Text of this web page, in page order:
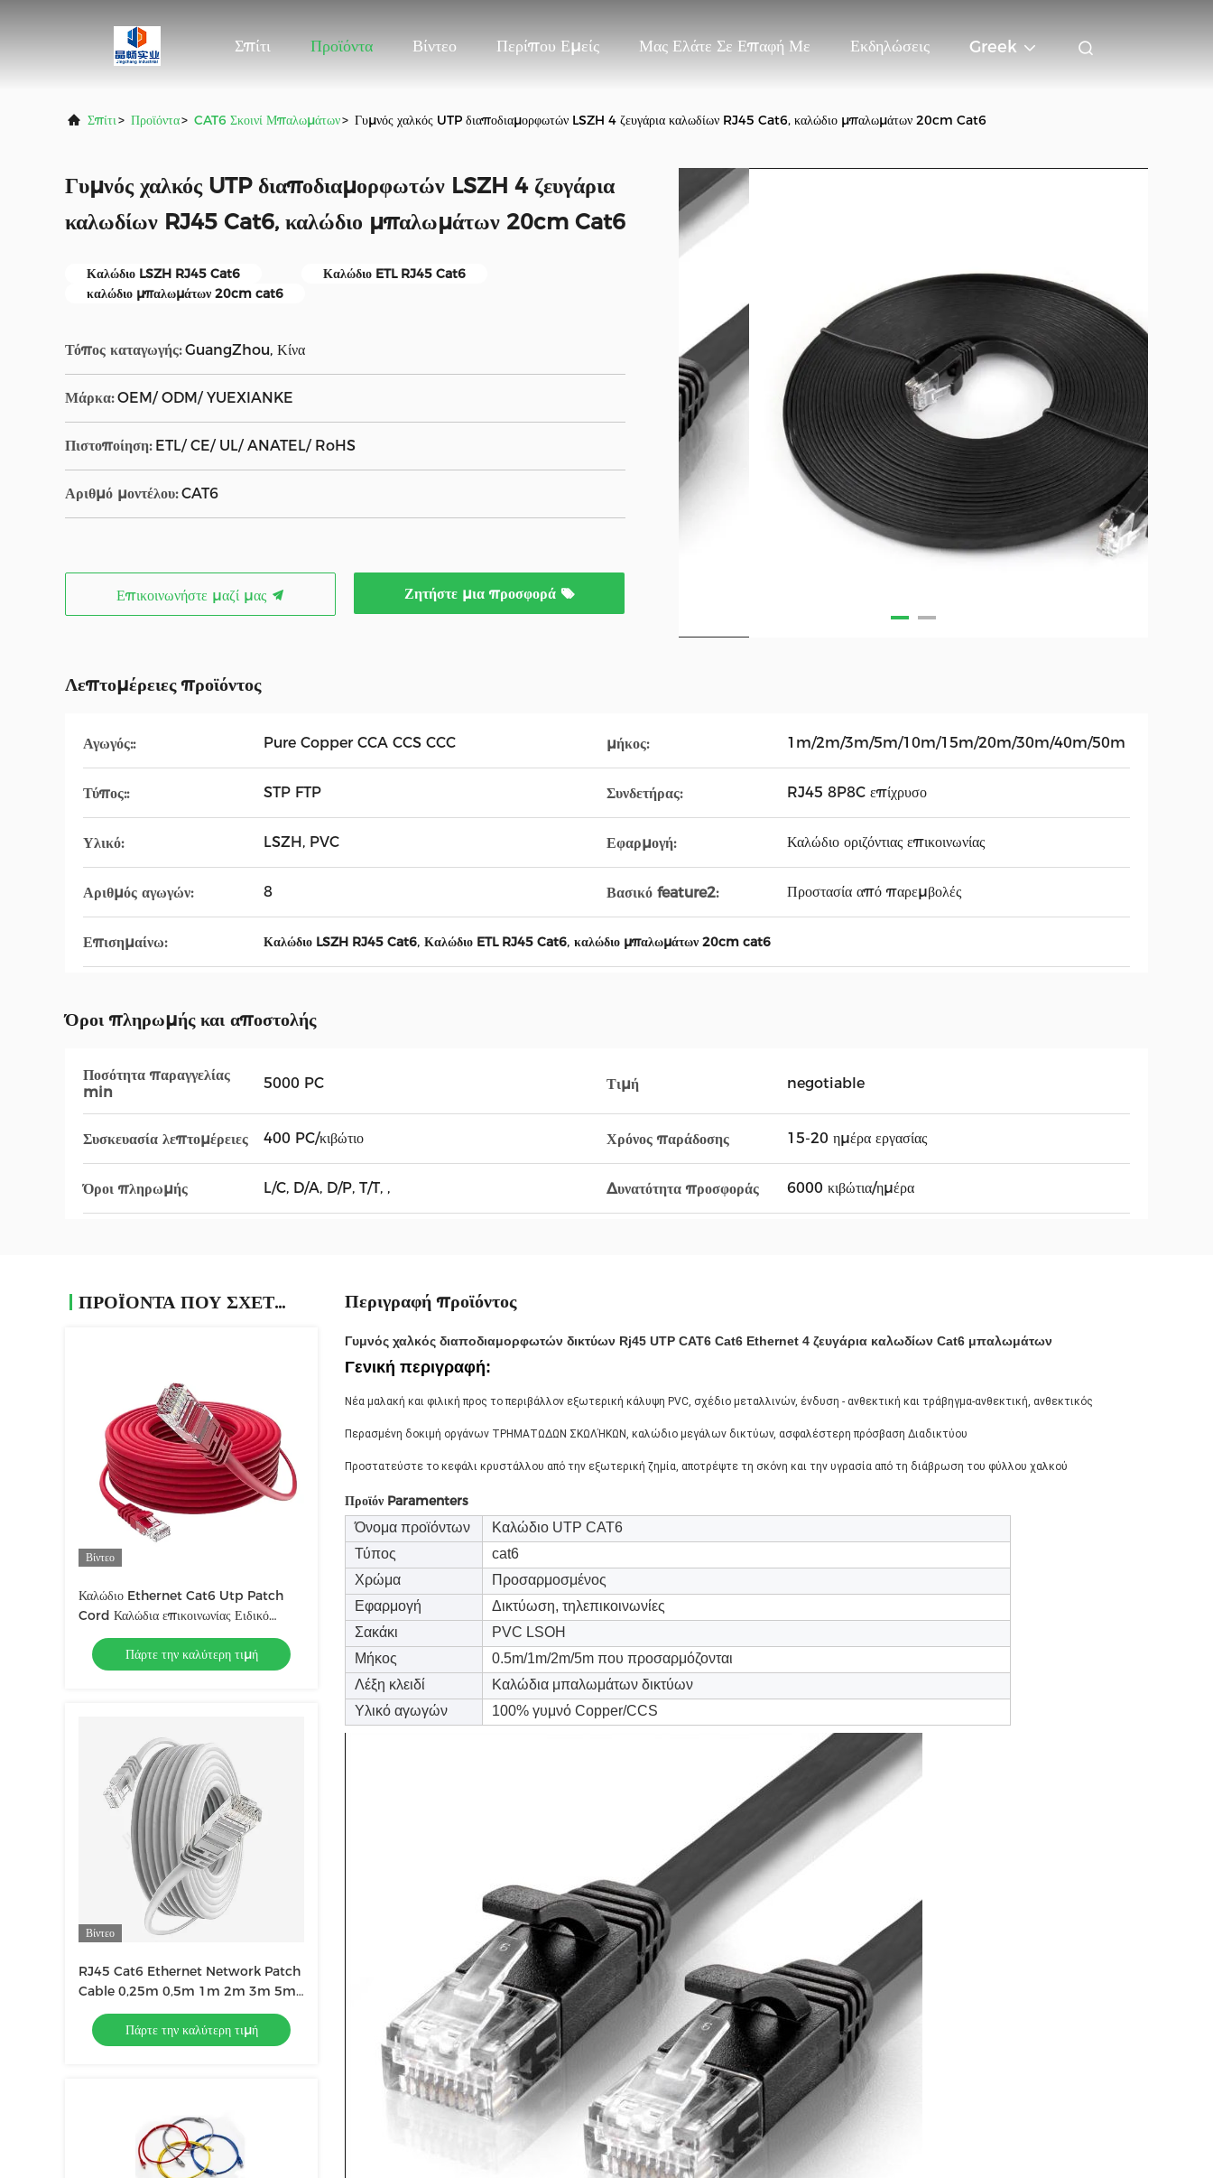
Σπίτι Προϊόντα Βίντεο Περίπου Εμείς Μας Ελάτε Σε Επαφή Με Εκδηλώσεις Greek
Σπίτι> Προϊόντα> CAT6 Σκοινί Μπαλωμάτων> Γυμνός χαλκός UTP διαποδιαμορφωτών LSZH 4 ζευγάρια καλωδίων RJ45 Cat6, καλώδιο μπαλωμάτων 20cm Cat6
Γυμνός χαλκός UTP διαποδιαμορφωτών LSZH 4 ζευγάρια
καλωδίων RJ45 Cat6, καλώδιο μπαλωμάτων 20cm Cat6
Καλώδιο LSZH RJ45 Cat6
Καλώδιο ETL RJ45 Cat6
καλώδιο μπαλωμάτων 20cm cat6
Τόπος καταγωγής: GuangZhou, Κίνα
Μάρκα: OEM/ ODM/ YUEXIANKE
Πιστοποίηση: ETL/ CE/ UL/ ANATEL/ RoHS
Αριθμό μοντέλου: CAT6
Επικοινωνήστε μαζί μας Ζητήστε μια προσφορά
Λεπτομέρειες προϊόντος
Αγωγός:: Pure Copper CCA CCS CCC μήκος: 1m/2m/3m/5m/10m/15m/20m/30m/40m/50m
Τύπος:: STP FTP Συνδετήρας: RJ45 8P8C επίχρυσο
Υλικό: LSZH, PVC Εφαρμογή: Καλώδιο οριζόντιας επικοινωνίας
Αριθμός αγωγών: 8 Βασικό feature2: Προστασία από παρεμβολές
Επισημαίνω: Καλώδιο LSZH RJ45 Cat6, Καλώδιο ETL RJ45 Cat6, καλώδιο μπαλωμάτων 20cm cat6
Όροι πληρωμής και αποστολής
Ποσότητα παραγγελίας
min
5000 PC Τιμή negotiable
Συσκευασία λεπτομέρειες 400 PC/κιβώτιο Χρόνος παράδοσης 15-20 ημέρα εργασίας
Όροι πληρωμής L/C, D/A, D/P, T/T, , Δυνατότητα προσφοράς 6000 κιβώτια/ημέρα
ΠΡΟΪΌΝΤΑ ΠΟΥ ΣΧΕΤΊΖΟΝΤΑΙ
Βίντεο
Καλώδιο Ethernet Cat6 Utp Patch
Cord Καλώδια επικοινωνίας Ειδικό
δίκτυο με συνδέσεις RJ45
Πάρτε την καλύτερη τιμή
Βίντεο
RJ45 Cat6 Ethernet Network Patch
Cable 0,25m 0,5m 1m 2m 3m 5m
6m 10m 20m 30m 40m 50m
Πάρτε την καλύτερη τιμή
Περιγραφή προϊόντος
Γυμνός χαλκός διαποδιαμορφωτών δικτύων Rj45 UTP CAT6 Cat6 Ethernet 4 ζευγάρια καλωδίων Cat6 μπαλωμάτων
Γενική περιγραφή:
Νέα μαλακή και φιλική προς το περιβάλλον εξωτερική κάλυψη PVC, σχέδιο μεταλλινών, ένδυση - ανθεκτική και τράβηγμα-ανθεκτική, ανθεκτικός
Περασμένη δοκιμή οργάνων ΤΡΗΜΑΤΩΔΩΝ ΣΚΩΛΉΚΩΝ, καλώδιο μεγάλων δικτύων, ασφαλέστερη πρόσβαση Διαδικτύου
Προστατεύστε το κεφάλι κρυστάλλου από την εξωτερική ζημία, αποτρέψτε τη σκόνη και την υγρασία από τη διάβρωση του φύλλου χαλκού
Προϊόν Paramenters
Όνομα προϊόντων
Καλώδιο UTP CAT6
Τύπος
cat6
Χρώμα
Προσαρμοσμένος
Εφαρμογή
Δικτύωση, τηλεπικοινωνίες
Σακάκι
PVC LSOH
Μήκος
0.5m/1m/2m/5m που προσαρμόζονται
Λέξη κλειδί
Καλώδια μπαλωμάτων δικτύων
Υλικό αγωγών
100% γυμνό Copper/CCS